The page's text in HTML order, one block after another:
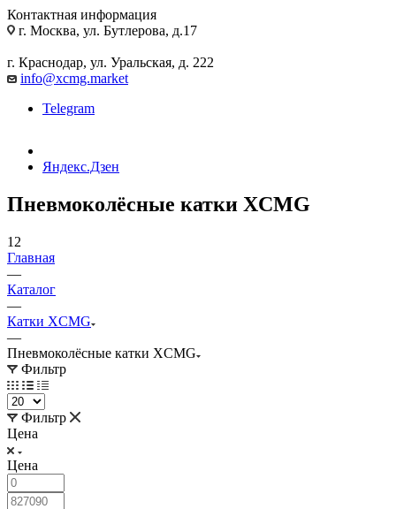
Контактная информация
г. Москва, ул. Бутлерова, д.17
г. Краснодар, ул. Уральская, д. 222
info@xcmg.market
Telegram
Яндекс.Дзен
Пневмоколёсные катки XCMG
12
Главная
—
Каталог
—
Катки XCMG
—
Пневмоколёсные катки XCMG
Фильтр
Фильтр
Цена
Цена